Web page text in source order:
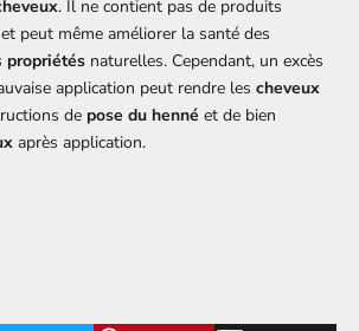
. Il ne contient pas de produits
peut même améliorer la santé des
propriétés naturelles. Cependant, un excès
application peut rendre les cheveux
de pose du henné et de bien
après application.